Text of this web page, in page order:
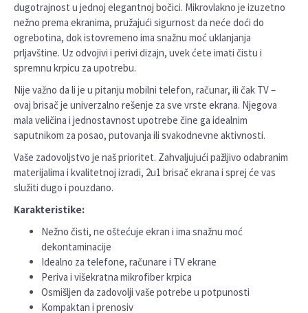
dugotrajnost u jednoj elegantnoj bočici. Mikrovlakno je izuzetno
nežno prema ekranima, pružajući sigurnost da neće doći do
ogrebotina, dok istovremeno ima snažnu moć uklanjanja
prljavštine. Uz odvojivi i perivi dizajn, uvek ćete imati čistu i
spremnu krpicu za upotrebu.
Nije važno da li je u pitanju mobilni telefon, računar, ili čak TV –
ovaj brisač je univerzalno rešenje za sve vrste ekrana. Njegova
mala veličina i jednostavnost upotrebe čine ga idealnim
saputnikom za posao, putovanja ili svakodnevne aktivnosti.
Vaše zadovoljstvo je naš prioritet. Zahvaljujući pažljivo odabranim
materijalima i kvalitetnoj izradi, 2u1 brisač ekrana i sprej će vas
služiti dugo i pouzdano.
Karakteristike:
Nežno čisti, ne oštećuje ekran i ima snažnu moć
dekontaminacije
Idealno za telefone, računare i TV ekrane
Periva i višekratna mikrofiber krpica
Osmišljen da zadovolji vaše potrebe u potpunosti
Kompaktan i prenosiv